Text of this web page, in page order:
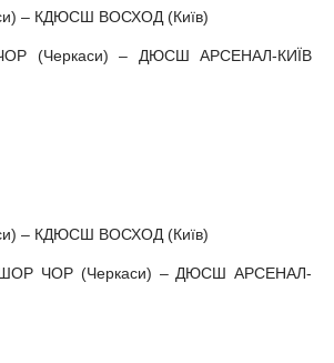
– КДЮСШ ВОСХОД (Київ)
(Черкаси) – ДЮСШ АРСЕНАЛ-КИЇВ
– КДЮСШ ВОСХОД (Київ)
ЧОР (Черкаси) – ДЮСШ АРСЕНАЛ-